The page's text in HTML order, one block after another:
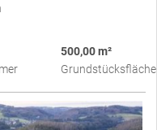
500,00 m²
Grundstücksfläche